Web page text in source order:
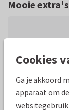
Mooie
Cookies
Ga je akkoord
apparaat om